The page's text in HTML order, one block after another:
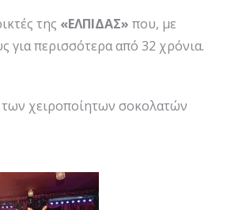
της «ΕΛΠΙΔΑΣ» που, με
για περισσότερα από 32 χρόνια.
χειροποίητων σοκολατών